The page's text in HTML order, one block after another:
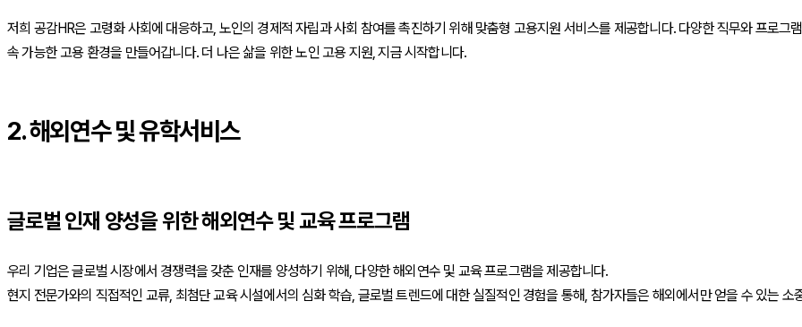
저희 공감HR은 고령화 사회에 대응하고, 노인의 경제적 자립과 사회 참여를 촉진하기 위해 맞춤형 고용지원 서비스를 제공합니다. 다양한 직무와 프로
속 가능한 고용 환경을 만들어갑니다. 더 나은 삶을 위한 노인 고용 지원, 지금 시작합니다.
2. 해외연수 및 유학서비스
글로벌 인재 양성을 위한 해외연수 및 교육 프로그램
우리 기업은 글로벌 시장에서 경쟁력을 갖춘 인재를 양성하기 위해, 다양한 해외연수 및 교육 프로그램을 제공합니다.
현지 전문가와의 직접적인 교류, 최첨단 교육 시설에서의 심화 학습, 글로벌 트렌드에 대한 실질적인 경험을 통해, 참가자들은 해외에서만 얻을 수 있는 소